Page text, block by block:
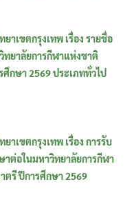
าเขตกรุงเทพ เรื่อง รายชื่อ
ยาลัยการกีฬาแห่งชาติ
กษา 2569 ประเภททั่วไป
าเขตกรุงเทพ เรื่อง การรับ
ต่อในมหาวิทยาลัยการกีฬา
ตรี ปีการศึกษา 2569